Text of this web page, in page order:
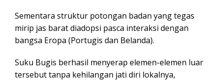
Sementara struktur potongan badan yang tegas
mirip jas barat diadopsi pasca interaksi dengan
bangsa Eropa (Portugis dan Belanda).
Suku Bugis berhasil menyerap elemen-elemen luar
tersebut tanpa kehilangan jati diri lokalnya,